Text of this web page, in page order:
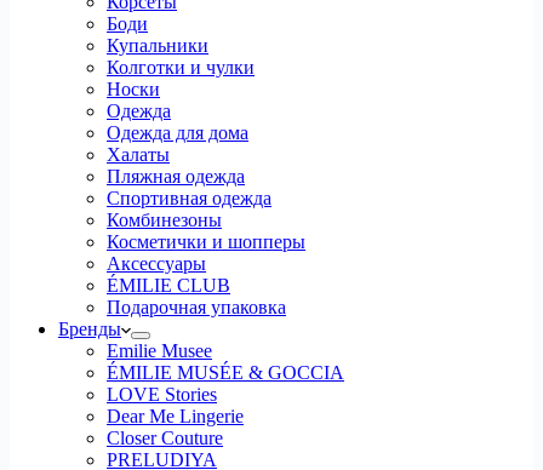
Боди
Купальники
Колготки и чулки
Носки
Одежда
Одежда для дома
Халаты
Пляжная одежда
Спортивная одежда
Комбинезоны
Косметички и шопперы
Аксессуары
ÉMILIE CLUB
Подарочная упаковка
Бренды
Emilie Musee
ÉMILIE MUSÉE & GOCCIA
LOVE Stories
Dear Me Lingerie
Closer Couture
PRELUDIYA